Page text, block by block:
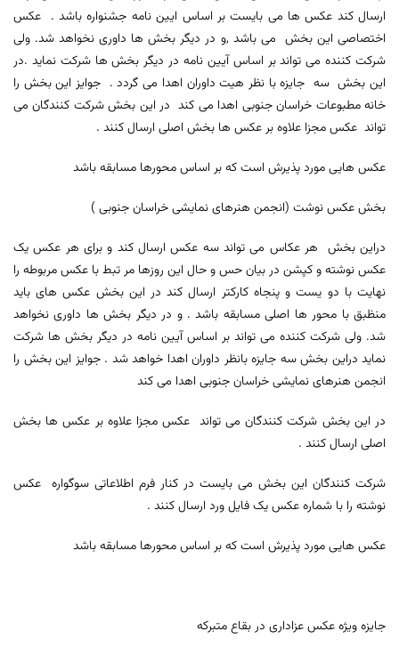
ارسال کند عکس ها می بایست بر اساس ایین نامه جشنواره باشد . عکس
اختصاصی این بخش می باشد ,و در دیگر بخش ها داوری نخواهد شد. ولی
شرکت کننده می تواند بر اساس آیین نامه در دیگر بخش ها شرکت نماید .در
این بخش سه جایزه با نظر هیت داوران اهدا می گردد . جوایز این بخش را
خانه مطبوعات خراسان جنوبی اهدا می کند در این بخش شرکت کنندگان می
تواند عکس مجزا علاوه بر عکس ها بخش اصلی ارسال کنند .
عکس هایی مورد پذیرش است که بر اساس محورها مسابقه باشد
بخش عکس نوشت (انجمن هنرهای نمایشی خراسان جنوبی )
دراین بخش هر عکاس می تواند سه عکس ارسال کند و برای هر عکس یک
عکس نوشته و کپشن در بیان حس و حال این روزها مر تبط با عکس مربوطه را
نهایت با دو یست و پنجاه کارکتر ارسال کند در این بخش عکس های باید
منظبق با محور ها اصلی مسابقه باشد . و در دیگر بخش ها داوری نخواهد
شد. ولی شرکت کننده می تواند بر اساس آیین نامه در دیگر بخش ها شرکت
نماید دراین بخش سه جایزه بانظر داوران اهدا خواهد شد . جوایز این بخش را
انجمن هنرهای نمایشی خراسان جنوبی اهدا می کند
در این بخش شرکت کنندگان می تواند عکس مجزا علاوه بر عکس ها بخش
اصلی ارسال کنند .
شرکت کنندگان این بخش می بایست در کنار فرم اطلاعاتی سوگواره عکس
نوشته را با شماره عکس یک فایل ورد ارسال کنند .
عکس هایی مورد پذیرش است که بر اساس محورها مسابقه باشد
جایزه ویژه عکس عزاداری در بقاع متبرکه